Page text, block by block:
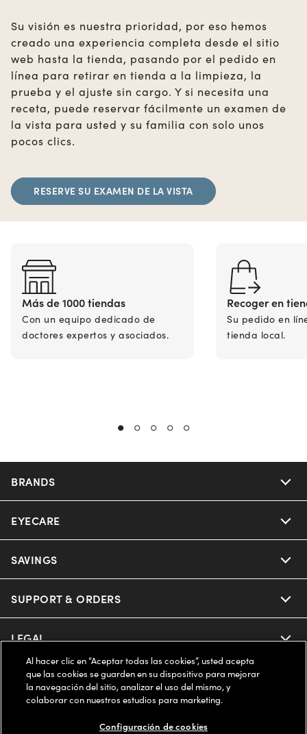
Su visión es nuestra prioridad, por eso hemos
creado una experiencia completa desde el sitio
web hasta la tienda, pasando por el pedido en
línea para retirar en tienda a la limpieza, la
prueba y el ajuste sin cargo. Y si necesita una
receta, puede reservar fácilmente un examen de
la vista para usted y su familia con solo unos
pocos clics.
RESERVE SU EXAMEN DE LA VISTA
Más de 1000 tiendas
Con un equipo dedicado de
doctores expertos y asociados.
Recoger en
Su pedido en
tienda local.
BRANDS
Nuance Audio
Ray-Ban
Oakley
Oakley Meta
Miu Miu
EYECARE
Our Eyeglasses
Our Sunglasses
Our Contact Lenses
Ray-Ban | Meta
Oakley Meta
SAVINGS
Offers & Discount
Insurance
FSA & HSA
CareCredit Credit Card
SUPPORT & ORDERS
Help Center
Online Order Status
LEGAL
Privacy Policy
COMPANY INFO
Al hacer clic en “Aceptar todas las cookies”, usted acepta
que las cookies se guarden en su dispositivo para mejorar
la navegación del sitio, analizar el uso del mismo, y
colaborar con nuestros estudios para marketing.
Configuración de cookies